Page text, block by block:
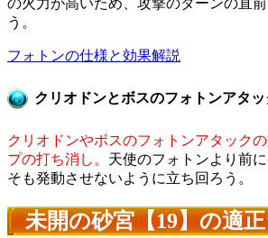
う。
フォトンの仕様と効果解説
クリオドンとボスのフォトンアタ
クリオドンやボスのフォトンアタック
プの打ち消し。 天使のフォトンより前
そも発動させないように立ち回ろう。
未開の砂宮【19】の適